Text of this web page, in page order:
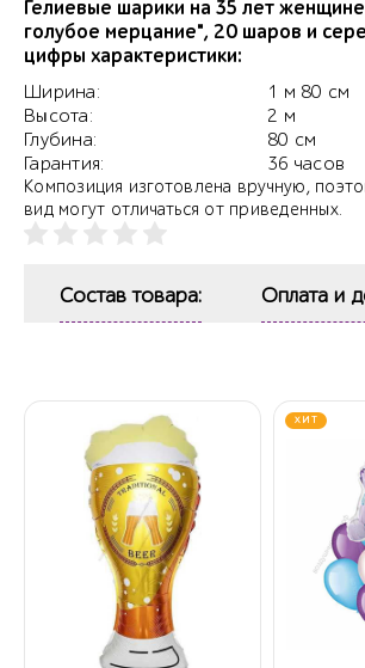
Гелиевые шарики на 35 лет
голубое мерцание", 20 шаров и
цифры характеристики:
Ширина:
Высота:
Глубина:
Гарантия:
1 м 80 см
2 м
80 см
36 часов
Композиция изготовлена вручную,
вид могут отличаться от приведенных.
Состав товара: Оплата и
ХИТ